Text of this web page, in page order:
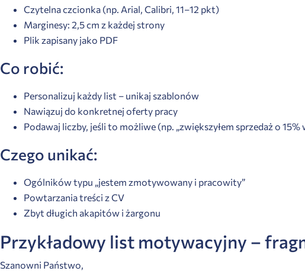
Czytelna czcionka (np. Arial, Calibri, 11–12 pkt)
Marginesy: 2,5 cm z każdej strony
Plik zapisany jako PDF
Co robić:
Personalizuj każdy list – unikaj szablonów
Nawiązuj do konkretnej oferty pracy
Podawaj liczby, jeśli to możliwe (np. „zwiększyłem sprzedaż o 15%
Czego unikać:
Ogólników typu „jestem zmotywowany i pracowity”
Powtarzania treści z CV
Zbyt długich akapitów i żargonu
Przykładowy list motywacyjny –
Szanowni Państwo,